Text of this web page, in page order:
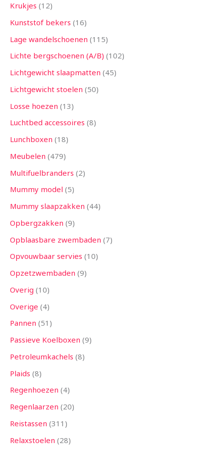
Krukjes 12
Kunststof bekers 16
Lage wandelschoenen 115
Lichte bergschoenen (A/B) 102
Lichtgewicht slaapmatten 45
Lichtgewicht stoelen 50
Losse hoezen 13
Luchtbed accessoires 8
Lunchboxen 18
Meubelen 479
Multifuelbranders 2
Mummy model 5
Mummy slaapzakken 44
Opbergzakken 9
Opblaasbare zwembaden 7
Opvouwbaar servies 10
Opzetzwembaden 9
Overig 10
Overige 4
Pannen 51
Passieve Koelboxen 9
Petroleumkachels 8
Plaids 8
Regenhoezen 4
Regenlaarzen 20
Reistassen 311
Relaxstoelen 28